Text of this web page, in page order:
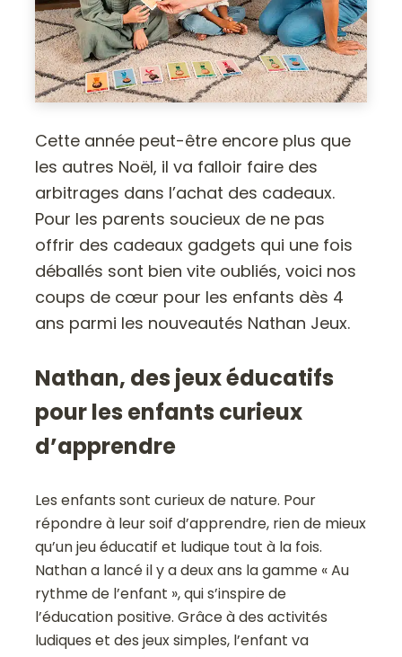
Cette année peut-être encore plus que
les autres Noël, il va falloir faire des
arbitrages dans l’achat des cadeaux.
Pour les parents soucieux de ne pas
offrir des cadeaux gadgets qui une fois
déballés sont bien vite oubliés, voici nos
coups de cœur pour les enfants dès 4
ans parmi les nouveautés Nathan Jeux.
Nathan, des jeux éducatifs
pour les enfants curieux
d’apprendre
Les enfants sont curieux de nature. Pour
répondre à leur soif d’apprendre, rien de mieux
qu’un jeu éducatif et ludique tout à la fois.
Nathan a lancé il y a deux ans la gamme « Au
rythme de l’enfant », qui s’inspire de
l’éducation positive. Grâce à des activités
ludiques et des jeux simples, l’enfant va